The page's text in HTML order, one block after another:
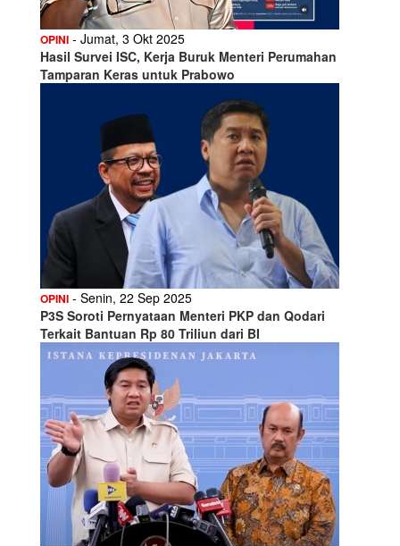
OPINI - Jumat, 3 Okt 2025
Hasil Survei ISC, Kerja Buruk Menteri Perumahan
Tamparan Keras untuk Prabowo
OPINI - Senin, 22 Sep 2025
P3S Soroti Pernyataan Menteri PKP dan Qodari
Terkait Bantuan Rp 80 Triliun dari BI